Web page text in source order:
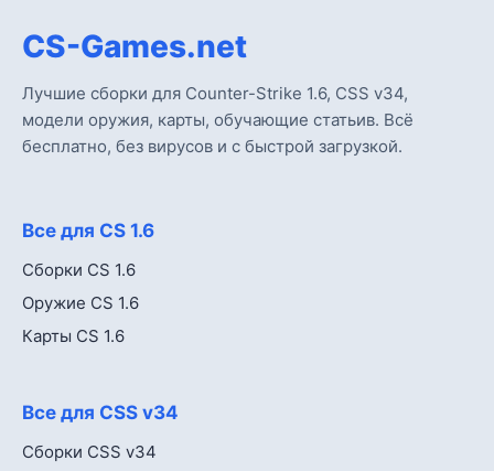
CS-Games.net
Лучшие сборки для Counter-Strike 1.6, CSS v34,
модели оружия, карты, обучающие статьив. Всё
бесплатно, без вирусов и с быстрой загрузкой.
Все для CS 1.6
Сборки CS 1.6
Оружие CS 1.6
Карты CS 1.6
Все для CSS v34
Сборки CSS v34